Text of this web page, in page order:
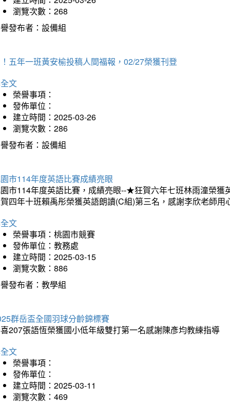
瀏覽次數：268
發布者：設備組
五年一班黃安榆投稿人間福報，02/27榮獲刊登
文
榮譽事項：
發佈單位：
建立時間：2025-03-26
瀏覽次數：286
發布者：設備組
市114年度英語比賽成績亮眼
市114年度英語比賽，成績亮眼--★狂賀六年七班林雨潼榮
四年十班賴禹彤榮獲英語朗讀(C組)第三名，感謝李欣老師
文
榮譽事項：桃園市競賽
發佈單位：教務處
建立時間：2025-03-15
瀏覽次數：886
發布者：教學組
群岳盃全國羽球分齡錦標賽
207張語恆榮獲國小低年級雙打第一名感謝陳彥均教練指導
文
榮譽事項：
發佈單位：
建立時間：2025-03-11
瀏覽次數：469